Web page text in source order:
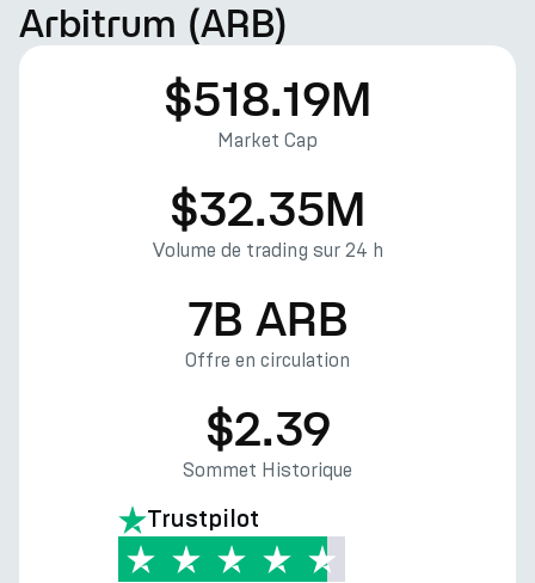
Arbitrum (ARB)
$518.19M
Market Cap
$32.35M
Volume de trading sur 24 h
7B ARB
Offre en circulation
$2.39
Sommet Historique
Trustpilot